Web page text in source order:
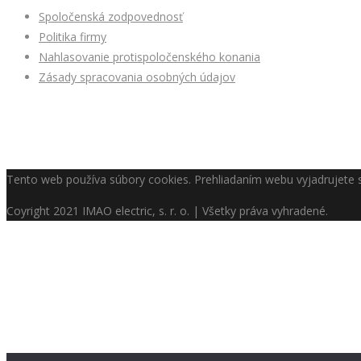
Spoločenská zodpovednosť
Politika firmy
Nahlasovanie protispoločenského konania
Zásady spracovania osobných údajov
Tento web používa súbory cookies. Prehliadaním webu vyjadrujete
Coyright 2021 IMAO electric, s. r. o. | Všetky práva vyhradené.